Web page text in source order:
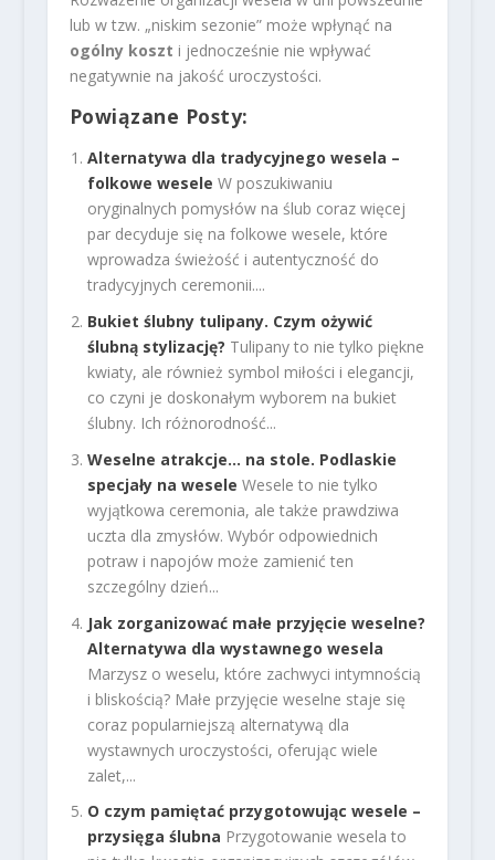
lub w tzw. „niskim sezonie” może wpłynąć na
ogólny koszt i jednocześnie nie wpływać
negatywnie na jakość uroczystości.
Powiązane Posty:
Alternatywa dla tradycyjnego wesela –
folkowe wesele W poszukiwaniu
oryginalnych pomysłów na ślub coraz więcej
par decyduje się na folkowe wesele, które
wprowadza świeżość i autentyczność do
tradycyjnych ceremonii....
Bukiet ślubny tulipany. Czym ożywić
ślubną stylizację? Tulipany to nie tylko piękne
kwiaty, ale również symbol miłości i elegancji,
co czyni je doskonałym wyborem na bukiet
ślubny. Ich różnorodność...
Weselne atrakcje… na stole. Podlaskie
specjały na wesele Wesele to nie tylko
wyjątkowa ceremonia, ale także prawdziwa
uczta dla zmysłów. Wybór odpowiednich
potraw i napojów może zamienić ten
szczególny dzień...
Jak zorganizować małe przyjęcie weselne?
Alternatywa dla wystawnego wesela
Marzysz o weselu, które zachwyci intymnością
i bliskością? Małe przyjęcie weselne staje się
coraz popularniejszą alternatywą dla
wystawnych uroczystości, oferując wiele
zalet,...
O czym pamiętać przygotowując wesele –
przysięga ślubna Przygotowanie wesela to